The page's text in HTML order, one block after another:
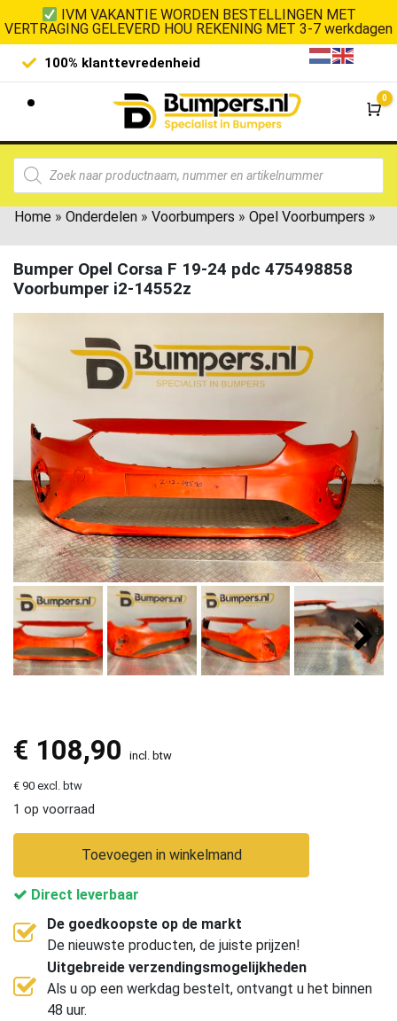
IVM VAKANTIE WORDEN BESTELLINGEN MET
VERTRAGING GELEVERD HOU REKENING MET 3-7 werkdagen
100% klanttevredenheid
0
Home » Onderdelen » Voorbumpers » Opel Voorbumpers »
Bumper Opel Corsa F 19-24 pdc 475498858
Voorbumper i2-14552z
€ 108,90 incl. btw
€ 90 excl. btw
1 op voorraad
Toevoegen in winkelmand
Direct leverbaar
De goedkoopste op de markt
De nieuwste producten, de juiste prijzen!
Uitgebreide verzendingsmogelijkheden
Als u op een werkdag bestelt, ontvangt u het binnen
48 uur.